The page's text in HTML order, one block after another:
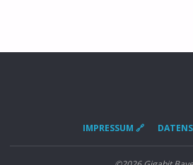
IMPRESSUM 🔗